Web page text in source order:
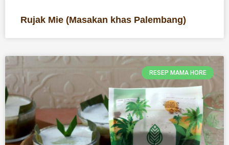
Rujak Mie (Masakan khas Palembang)
RESEP MAMA HORE